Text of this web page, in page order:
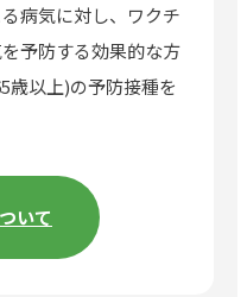
病気に対し、ワクチ
予防する効果的な方
歳以上)の予防接種を
いて